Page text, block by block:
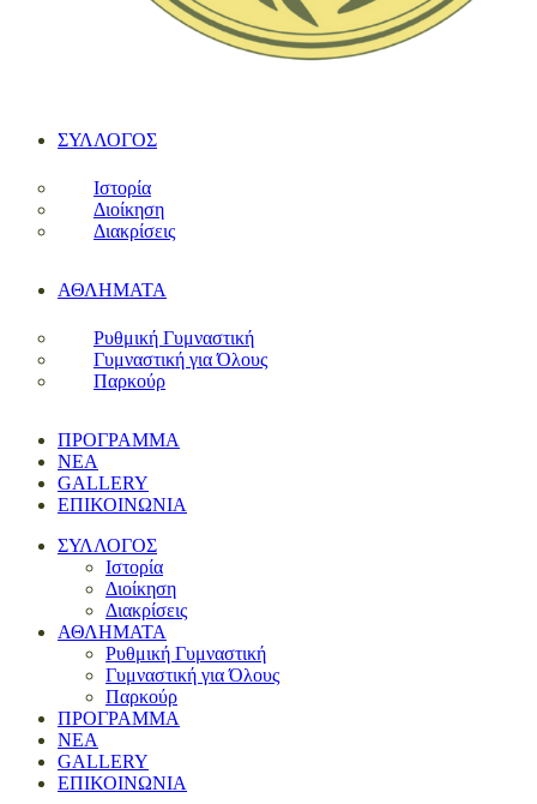
ΣΥΛΛΟΓΟΣ
Ιστορία
Διοίκηση
Διακρίσεις
ΑΘΛΗΜΑΤΑ
Ρυθμική Γυμναστική
Γυμναστική για Όλους
Παρκούρ
ΠΡΟΓΡΑΜΜΑ
ΝΕΑ
GALLERY
ΕΠΙΚΟΙΝΩΝΙΑ
ΣΥΛΛΟΓΟΣ
Ιστορία
Διοίκηση
Διακρίσεις
ΑΘΛΗΜΑΤΑ
Ρυθμική Γυμναστική
Γυμναστική για Όλους
Παρκούρ
ΠΡΟΓΡΑΜΜΑ
ΝΕΑ
GALLERY
ΕΠΙΚΟΙΝΩΝΙΑ